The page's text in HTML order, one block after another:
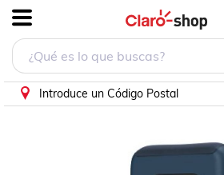
Introduce un Código Postal
Funda Incipio Technologies -